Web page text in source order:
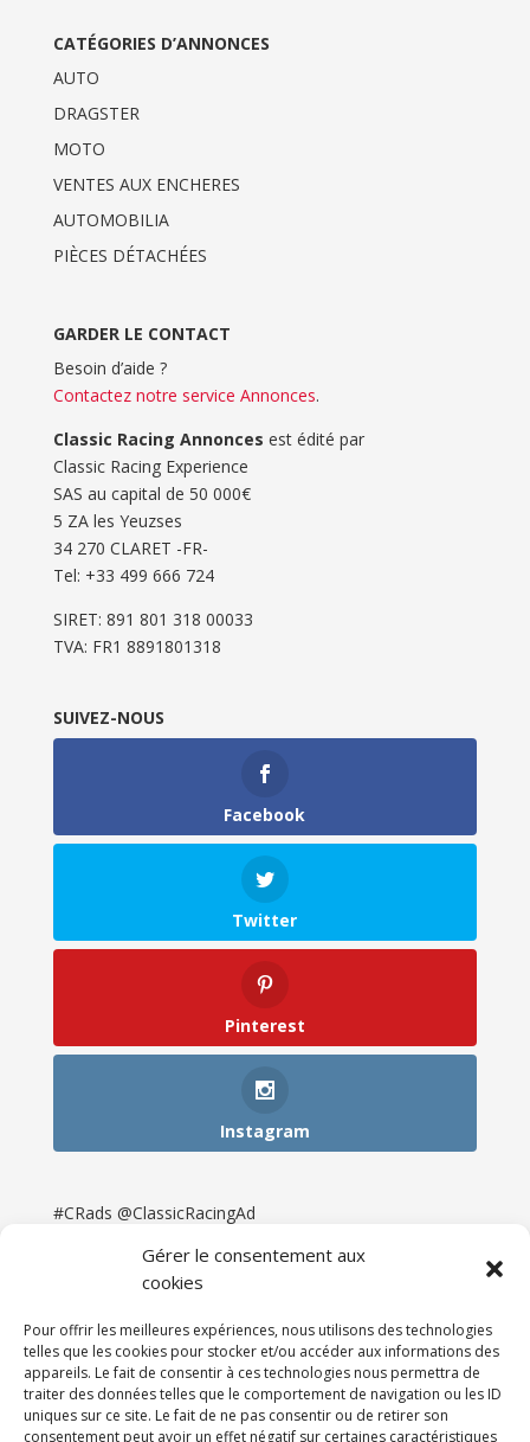
Gérer le consentement aux
cookies
Pour offrir les meilleures expériences, nous utilisons des technologies
telles que les cookies pour stocker et/ou accéder aux informations des
appareils. Le fait de consentir à ces technologies nous permettra de
traiter des données telles que le comportement de navigation ou les ID
uniques sur ce site. Le fait de ne pas consentir ou de retirer son
consentement peut avoir un effet négatif sur certaines caractéristiques
CATÉGORIES D’ANNONCES
AUTO
DRAGSTER
MOTO
VENTES AUX ENCHERES
AUTOMOBILIA
PIÈCES DÉTACHÉES
GARDER LE CONTACT
Besoin d’aide ?
Contactez notre service Annonces.
Classic Racing Annonces est édité par
Classic Racing Experience
SAS au capital de 50 000€
5 ZA les Yeuzses
34 270 CLARET -FR-
Tel: ‭+33 499 666 724‬
SIRET: 891 801 318 00033
TVA: FR1 8891801318
SUIVEZ-NOUS
Facebook
Twitter
Pinterest
Instagram
#CRads @ClassicRacingAd